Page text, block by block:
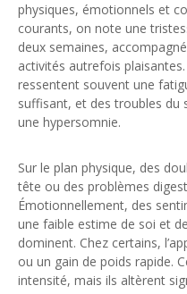
physiques, émotionnels et
courants, on note une
deux semaines,
activités autrefois
ressentent souvent une
suffisant, et des troubles du
une hypersomnie.
Sur le plan physique, des
tête ou des problèmes
Émotionnellement, des
une faible estime de soi et
dominent. Chez certains,
ou un gain de poids rapide.
intensité, mais ils altèrent